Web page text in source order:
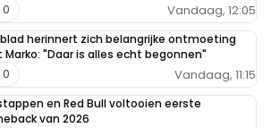
Vandaag, 12:05
0
herinnert zich belangrijke ontmoeting
"Daar is alles echt begonnen"
Vandaag, 11:15
0
en Red Bull voltooien eerste
van 2026